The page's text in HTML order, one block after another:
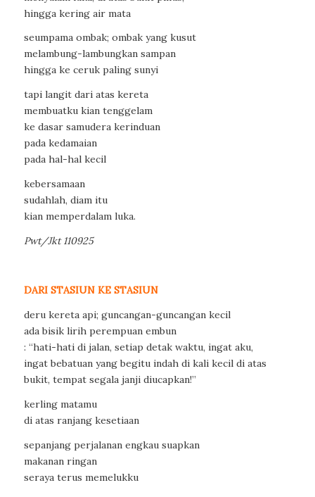
hingga kering air mata
seumpama ombak; ombak yang kusut
melambung-lambungkan sampan
hingga ke ceruk paling sunyi
tapi langit dari atas kereta
membuatku kian tenggelam
ke dasar samudera kerinduan
pada kedamaian
pada hal-hal kecil
kebersamaan
sudahlah, diam itu
kian memperdalam luka.
Pwt/Jkt 110925
DARI STASIUN KE STASIUN
deru kereta api; guncangan-guncangan kecil
ada bisik lirih perempuan embun
: “hati-hati di jalan, setiap detak waktu, ingat aku,
ingat bebatuan yang begitu indah di kali kecil di atas
bukit, tempat segala janji diucapkan!”
kerling matamu
di atas ranjang kesetiaan
sepanjang perjalanan engkau suapkan
makanan ringan
seraya terus memelukku